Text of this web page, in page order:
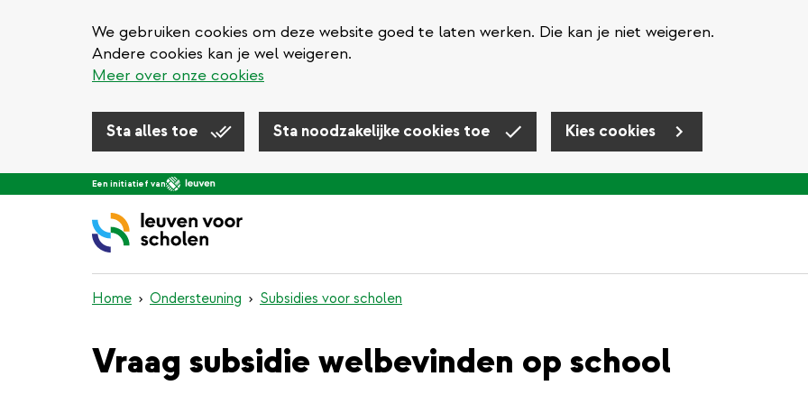
We gebruiken cookies om deze website goed te laten werken. Die kan je niet weigeren.
Andere cookies kan je wel weigeren.
Meer over onze cookies
Sta alles toe Sta noodzakelijke cookies toe Kies cookies
OverslaanEen initiatief van
Home Ondersteuning Subsidies voor scholen
Vraag subsidie welbevinden op school